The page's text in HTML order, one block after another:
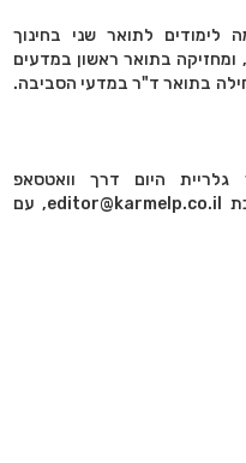
לתואר שני בחינוך
בתואר ראשון במדעים
בתואר ד"ר במדעי הסביבה.
היום דרך וואטסאפ
בטל' 0545823934 או במייל המערכת editor@karmelp.co.il, עם